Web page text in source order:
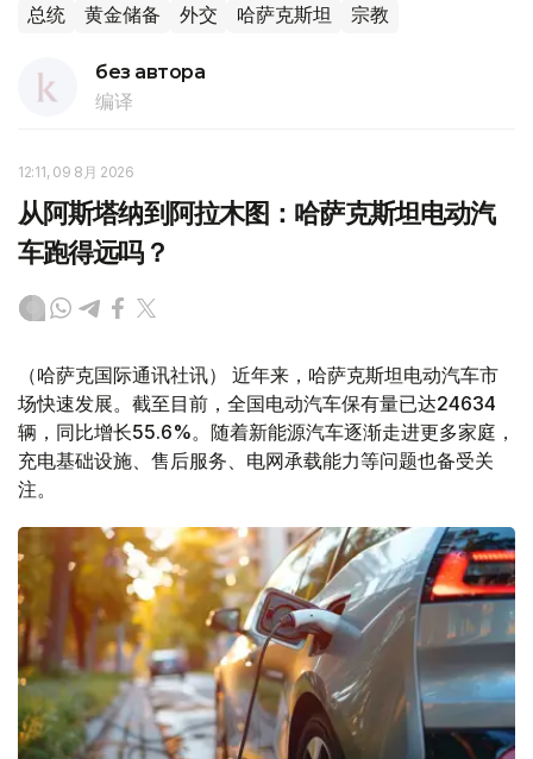
总统 黄金储备 外交 哈萨克斯坦 宗教
без автора
编译
12:11, 09 8月 2026
从阿斯塔纳到阿拉木图：哈萨克斯坦电动汽
车跑得远吗？
（哈萨克国际通讯社讯） 近年来，哈萨克斯坦电动汽车市
场快速发展。截至目前，全国电动汽车保有量已达24634
辆，同比增长55.6%。随着新能源汽车逐渐走进更多家庭，
充电基础设施、售后服务、电网承载能力等问题也备受关
注。